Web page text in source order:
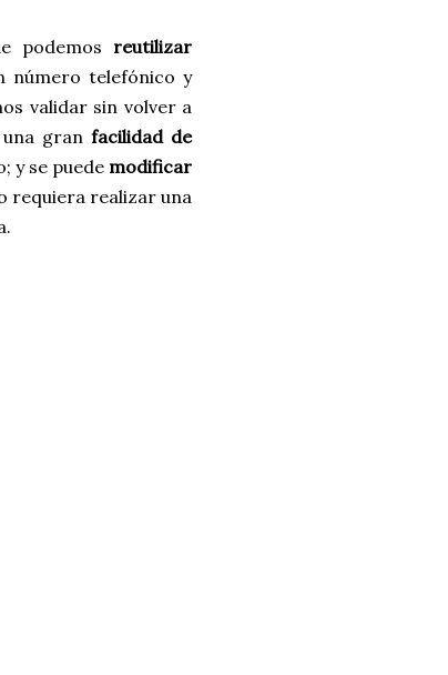
podemos reutilizar
número telefónico y
validar sin volver a
una granfacilidad de
y se puede modificar
requiera realizar una